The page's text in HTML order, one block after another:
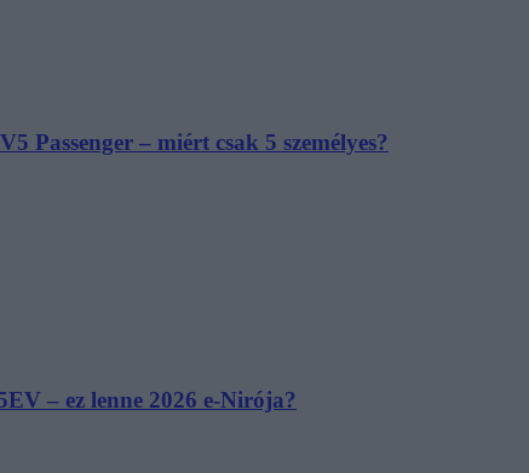
Passenger – miért csak 5 személyes?
– ez lenne 2026 e-Nirója?